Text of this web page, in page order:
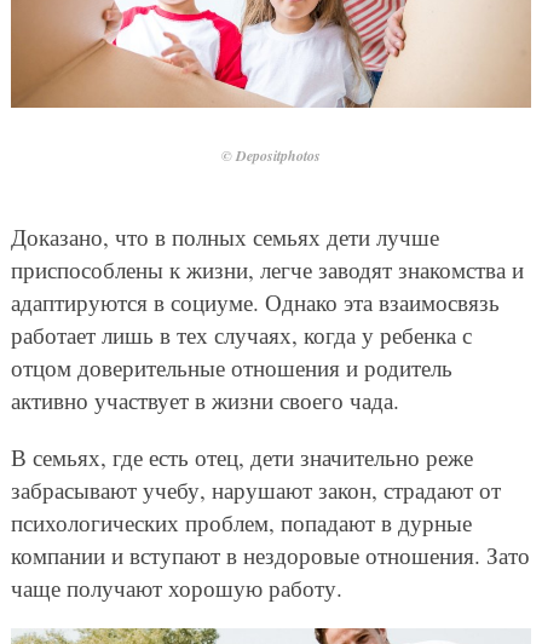
© Depositphotos
Доказано, что в полных семьях дети лучше
приспособлены к жизни, легче заводят знакомства и
адаптируются в социуме. Однако эта взаимосвязь
работает лишь в тех случаях, когда у ребенка с
отцом доверительные отношения и родитель
активно участвует в жизни своего чада.
В семьях, где есть отец, дети значительно реже
забрасывают учебу, нарушают закон, страдают от
психологических проблем, попадают в дурные
компании и вступают в нездоровые отношения. Зато
чаще получают хорошую работу.